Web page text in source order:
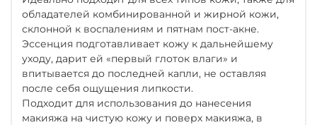
обладателей комбинированной и жирной кожи,
склонной к воспалениям и пятнам пост-акне.
Эссенция подготавливает кожу к дальнейшему
уходу, дарит ей «первый глоток влаги» и
впитывается до последней капли, не оставляя
после себя ощущения липкости.
Подходит для использования до нанесения
макияжа на чистую кожу и поверх макияжа, в